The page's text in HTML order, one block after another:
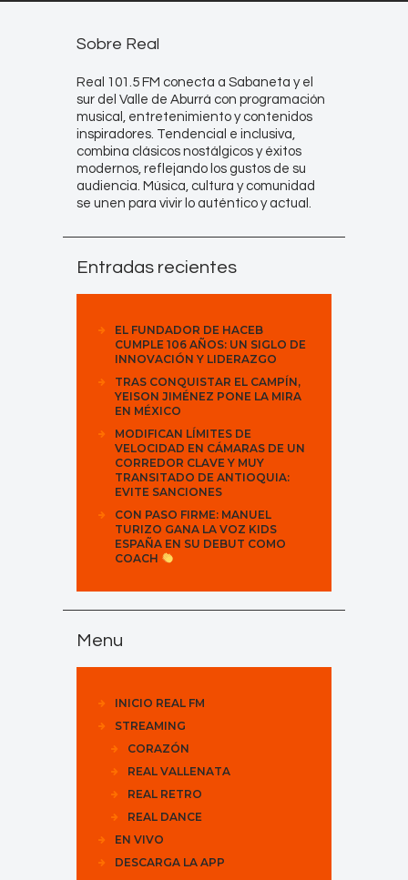
Sobre Real
Real 101.5 FM conecta a Sabaneta y el
sur del Valle de Aburrá con programación
musical, entretenimiento y contenidos
inspiradores. Tendencial e inclusiva,
combina clásicos nostálgicos y éxitos
modernos, reflejando los gustos de su
audiencia. Música, cultura y comunidad
se unen para vivir lo auténtico y actual.
Entradas recientes
EL FUNDADOR DE HACEB
CUMPLE 106 AÑOS: UN SIGLO DE
INNOVACIÓN Y LIDERAZGO
TRAS CONQUISTAR EL CAMPÍN,
YEISON JIMÉNEZ PONE LA MIRA
EN MÉXICO
MODIFICAN LÍMITES DE
VELOCIDAD EN CÁMARAS DE UN
CORREDOR CLAVE Y MUY
TRANSITADO DE ANTIOQUIA:
EVITE SANCIONES
CON PASO FIRME: MANUEL
TURIZO GANA LA VOZ KIDS
ESPAÑA EN SU DEBUT COMO
COACH
Menu
INICIO REAL FM
STREAMING
CORAZÓN
REAL VALLENATA
REAL RETRO
REAL DANCE
EN VIVO
DESCARGA LA APP